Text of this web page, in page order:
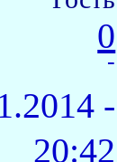
0
-
-
20:42